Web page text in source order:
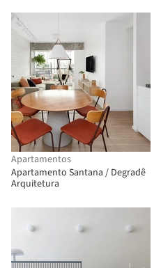
Apartamentos
Apartamento Santana / Degradê
Arquitetura